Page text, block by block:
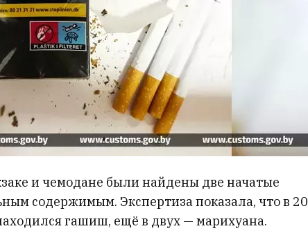
и чемодане были найдены две начатые
содержимым. Экспертиза показала, что в 20
гашиш, ещё в двух — марихуана.